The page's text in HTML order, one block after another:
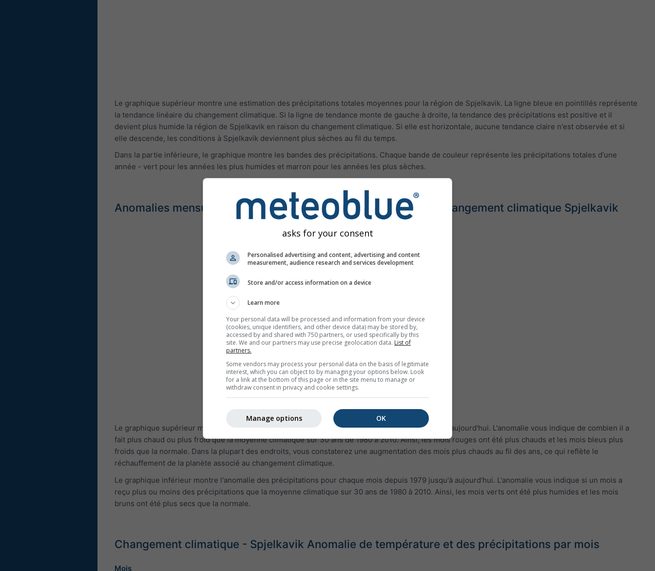
Le graphique supérieur montre une estimation des précipitations totales moyennes pour la région de Spjelkavik. La ligne bleue en pointillés représente
la tendance linéaire du changement climatique. Si la ligne de tendance monte de gauche à droite, la tendance des précipitations est positive et il
devient plus humide la région de Spjelkavik en raison du changement climatique. Si elle est horizontale, aucune tendance claire n'est observée et si
elle descende, les conditions à Spjelkavik deviennent plus sèches au fil du temps.
Dans la partie inférieure, le graphique montre les bandes des précipitations. Chaque bande de couleur représente les précipitations totales d'une
année - vert pour les années les plus humides et marron pour les années les plus sèches.
Anomalies mensuelles de température et des précipitations - Changement climatique Spjelkavik
Le graphique supérieur montre l'anomalie de température pour chaque mois depuis 1979 jusqu'à aujourd'hui. L'anomalie vous indique de combien il a
fait plus chaud ou plus froid que la moyenne climatique sur 30 ans de 1980 à 2010. Ainsi, les mois rouges ont été plus chauds et les mois bleus plus
froids que la normale. Dans la plupart des endroits, vous constaterez une augmentation des mois plus chauds au fil des ans, ce qui reflète le
réchauffement de la planète associé au changement climatique.
Le graphique inférieur montre l'anomalie des précipitations pour chaque mois depuis 1979 jusqu'à aujourd'hui. L'anomalie vous indique si un mois a
reçu plus ou moins des précipitations que la moyenne climatique sur 30 ans de 1980 à 2010. Ainsi, les mois verts ont été plus humides et les mois
bruns ont été plus secs que la normale.
Changement climatique - Spjelkavik Anomalie de température et des précipitations par mois
Mois
asks for your consent
Personalised advertising and content, advertising and content
measurement, audience research and services development
Store and/or access information on a device
Learn more
Your personal data will be processed and information from your device
(cookies, unique identifiers, and other device data) may be stored by,
accessed by and shared with 750 partners, or used specifically by this
site. We and our partners may use precise geolocation data. List of
partners.
Some vendors may process your personal data on the basis of legitimate
interest, which you can object to by managing your options below. Look
for a link at the bottom of this page or in the site menu to manage or
withdraw consent in privacy and cookie settings.
OK
Manage options